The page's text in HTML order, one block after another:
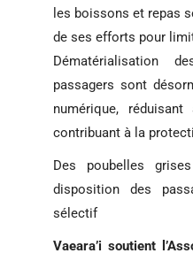
les boissons et repas
de ses efforts pour
Dématérialisation
passagers sont
numérique,
contribuant à la
Des poubelles
disposition des
sélectif
Vaeara’i soutient